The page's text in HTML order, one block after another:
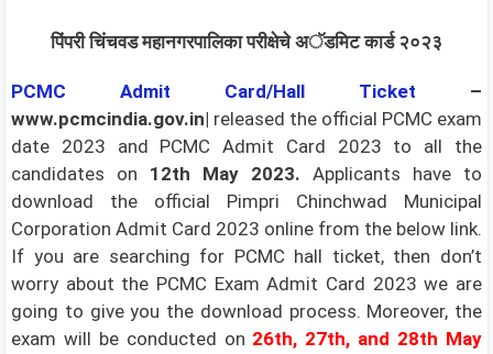
पिंपरी चिंचवड महानगरपालिका परीक्षेचे अॅडमिट कार्ड २०२३
PCMC Admit Card/Hall Ticket –
www.pcmcindia.gov.in| released the official PCMC exam
date 2023 and PCMC Admit Card 2023 to all the
candidates on 12th May 2023. Applicants have to
download the official Pimpri Chinchwad Municipal
Corporation Admit Card 2023 online from the below link.
If you are searching for PCMC hall ticket, then don’t
worry about the PCMC Exam Admit Card 2023 we are
going to give you the download process. Moreover, the
exam will be conducted on 26th, 27th, and 28th May